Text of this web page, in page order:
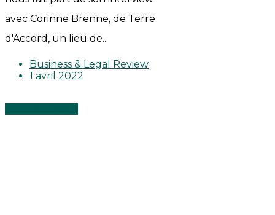
avec Corinne Brenne, de Terre
d'Accord, un lieu de...
Business & Legal Review
1 avril 2022